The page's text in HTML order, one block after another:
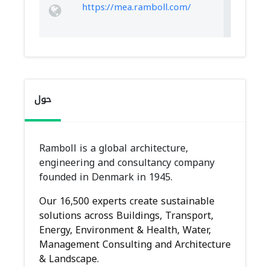
https://mea.ramboll.com/
حول
Ramboll is a global architecture,
engineering and consultancy company
founded in Denmark in 1945.
Our 16,500 experts create sustainable
solutions across Buildings, Transport,
Energy, Environment & Health, Water,
Management Consulting and Architecture
& Landscape.